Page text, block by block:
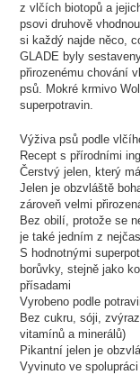
z vlčích biotopů a
psovi druhově
si každý najde něco,
GLADE byly
přirozenému chování
psů. Mokré krmivo
superpotravin.
Výživa psů podle
Recept s přírodními
Čerstvý jelen, který
Jelen je obzvláště
zároveň velmi
Bez obilí, protože se
je také jedním z
S hodnotnými
borůvky, stejně jako
přísadami
Vyrobeno podle
Bez cukru, sóji,
vitamínů a minerálů)
Pikantní jelen je
Vyvinuto ve